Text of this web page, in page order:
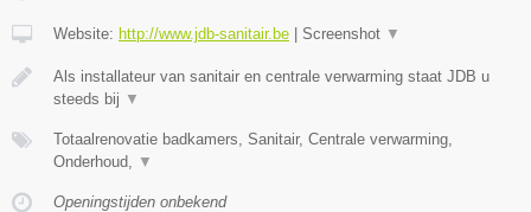
Website: http://www.jdb-sanitair.be Screenshot ▼
Als installateur van sanitair en centrale verwarming staat JDB u
steeds bij ▼
Totaalrenovatie badkamers, Sanitair, Centrale verwarming,
Onderhoud,
▼
Openingstijden onbekend